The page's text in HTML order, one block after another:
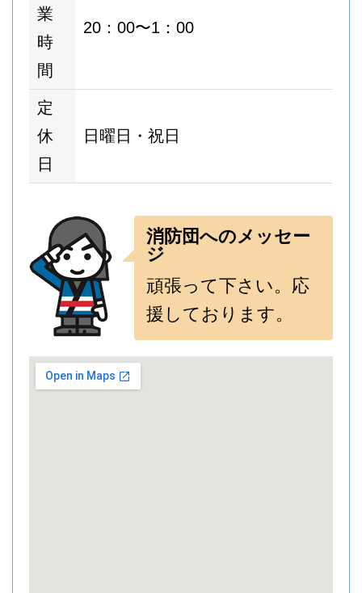
業
時
間
20：00〜1：00
定
休
日
日曜日・祝日
消防団へのメッセー
ジ
頑張って下さい。応
援しております。